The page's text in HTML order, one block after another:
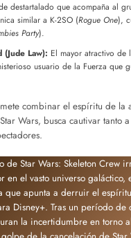
destartalado que acompaña al
similar a K-2SO (Rogue One),
Party).
(Jude Law): El mayor atractivo de
usuario de la Fuerza que
combinar el espíritu de la
Wars, busca cautivar tanto
de Star Wars: Skeleton Crew
en el vasto universo galáctico,
que apunta a derruir el
Disney+. Tras un período
la incertidumbre en torno